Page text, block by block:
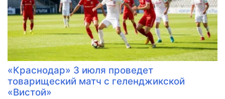
«Краснодар» 3 июля проведет
товарищеский матч с геленджикской
«Вистой»